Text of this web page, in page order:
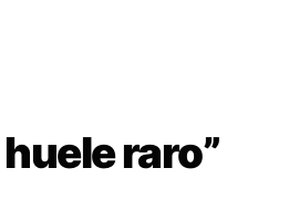
raro”